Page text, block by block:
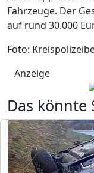
Fahrzeuge. Der
auf rund 30.000
Foto:
Anzeige
Das könnte